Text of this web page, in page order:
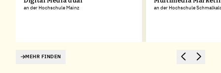
an der Hochschule Mainz an der Hochschule
MEHR FINDEN